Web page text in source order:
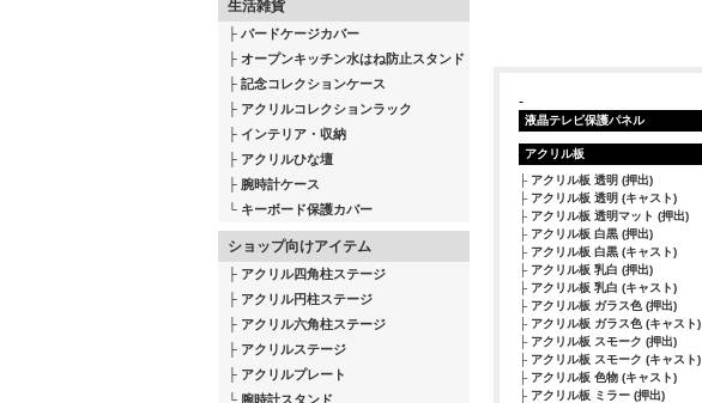
生活雑貨
バードケージカバー
オープンキッチン水はね防止スタンド
記念コレクションケース
アクリルコレクションラック
インテリア・収納
アクリルひな壇
腕時計ケース
キーボード保護カバー
ショップ向けアイテム
アクリル四角柱ステージ
アクリル円柱ステージ
アクリル六角柱ステージ
アクリルステージ
アクリルプレート
腕時計スタンド
-
液晶テレビ保護パネル
アクリル板
アクリル板 透明 (押出)
アクリル板 透明 (キャスト)
アクリル板 透明マット (押出)
アクリル板 白黒 (押出)
アクリル板 白黒 (キャスト)
アクリル板 乳白 (押出)
アクリル板 乳白 (キャスト)
アクリル板 ガラス色 (押出)
アクリル板 ガラス色 (キャスト)
アクリル板 スモーク (押出)
アクリル板 スモーク (キャスト)
アクリル板 色物 (キャスト)
アクリル板 ミラー (押出)